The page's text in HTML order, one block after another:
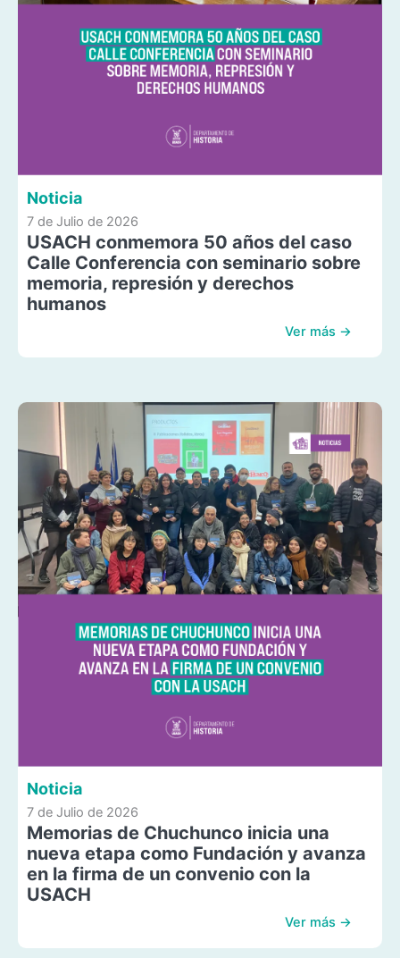
Noticia
7 de Julio de 2026
USACH conmemora 50 años del caso
Calle Conferencia con seminario sobre
memoria, represión y derechos
humanos
Ver más →
Noticia
7 de Julio de 2026
Memorias de Chuchunco inicia una
nueva etapa como Fundación y avanza
en la firma de un convenio con la
USACH
Ver más →